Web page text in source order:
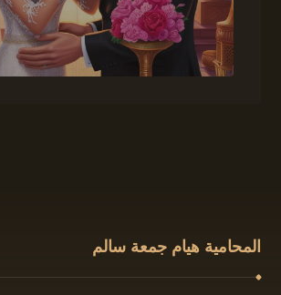
المحامية هيام جمعة سالم